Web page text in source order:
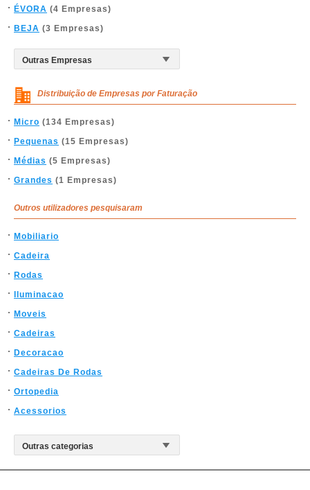
ÉVORA (4 Empresas)
BEJA (3 Empresas)
Distribuição de Empresas por Faturação
Micro (134 Empresas)
Pequenas (15 Empresas)
Médias (5 Empresas)
Grandes (1 Empresas)
Outros utilizadores pesquisaram
Mobiliario
Cadeira
Rodas
Iluminacao
Moveis
Cadeiras
Decoracao
Cadeiras De Rodas
Ortopedia
Acessorios